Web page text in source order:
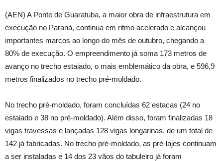
(AEN) A Ponte de Guaratuba, a maior obra de infraestrutura em
execução no Paraná, continua em ritmo acelerado e alcançou
importantes marcos ao longo do mês de outubro, chegando a
80% de execução. O empreendimento já soma 173 metros de
avanço no trecho estaiado, o mais emblemático da obra, e 596,9
metros finalizados no trecho pré-moldado.
No trecho pré-moldado, foram concluídas 62 estacas (24 no
estaiado e 38 no pré-moldado). Além disso, foram finalizadas 18
vigas travessas e lançadas 128 vigas longarinas, de um total de
142 já fabricadas. No trecho pré-moldado, as pré-lajes continuam
a ser instaladas e 14 dos 23 vãos do tabuleiro já foram